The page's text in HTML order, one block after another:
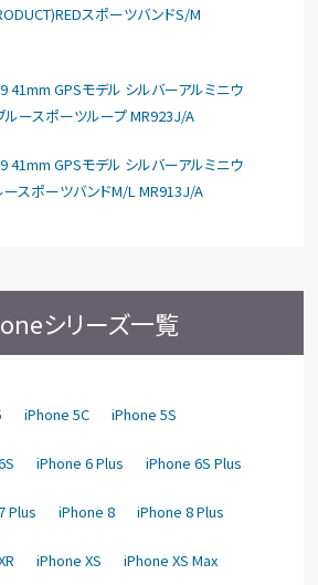
スポーツバンドS/M
GPSモデル シルバーアルミニウ
ルースポーツループ MR923J/A
GPSモデル シルバーアルミニウ
ースポーツバンドM/L MR913J/A
シリーズ一覧
iPhone 5C iPhone 5S
iPhone 6 Plus iPhone 6S Plus
Plus iPhone 8 iPhone 8 Plus
iPhone XS iPhone XS Max